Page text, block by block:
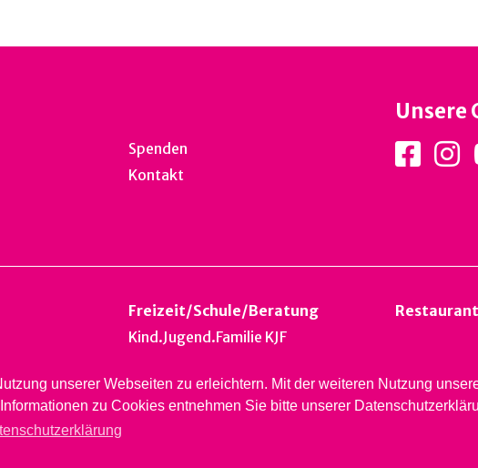
unserer Webseiten zu erleichtern. Mit der weiteren Nutzung
zu Cookies entnehmen Sie bitte unserer
Spenden
Kontakt
Unsere
Freizeit/Schule/Beratung
Kind.Jugend.Familie KJF